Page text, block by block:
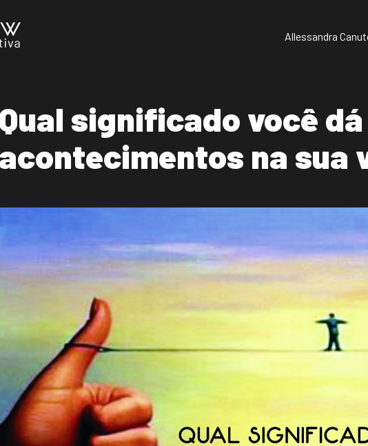
Allessandra
Qual significado você
acontecimentos na sua